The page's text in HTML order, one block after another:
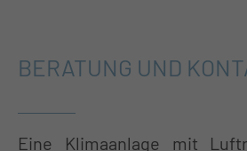
BERATUNG UND
Eine Klimaanlage mit